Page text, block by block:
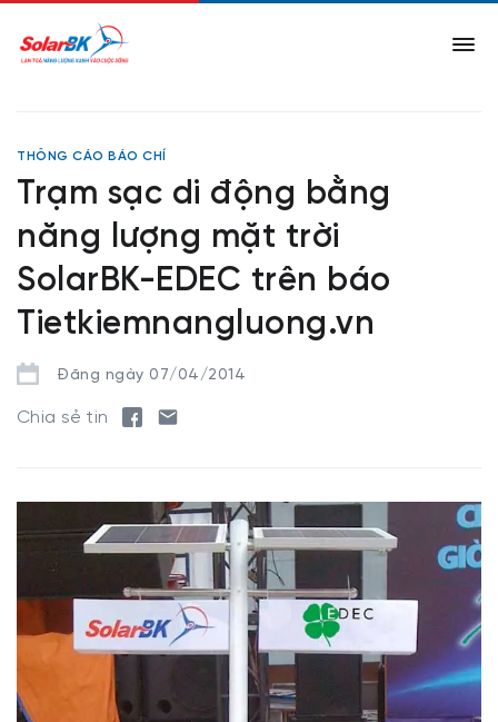
THÔNG CÁO BÁO CHÍ
Trạm sạc di động bằng
năng lượng mặt trời
SolarBK-EDEC trên báo
Tietkiemnangluong.vn
Đăng ngày 07/04/2014
Chia sẻ tin